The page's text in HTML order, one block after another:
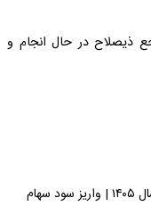
ذیصلاح در حال انجام و
خبر خوش واریز سود سهام عدالت در سال ۱۴۰۵ | واریز سود سهام